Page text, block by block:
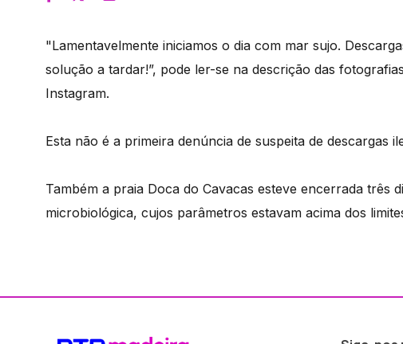
"Lamentavelmente iniciamos o dia com mar sujo.
solução a tardar!”, pode ler-se na descrição das
Instagram.
Esta não é a primeira denúncia de suspeita de descargas
Também a praia Doca do Cavacas esteve encerrada três
microbiológica, cujos parâmetros estavam acima dos